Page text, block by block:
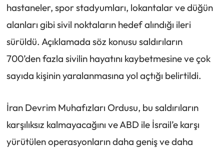
hastaneler, spor stadyumları, lokantalar ve düğün
alanları gibi sivil noktaların hedef alındığı ileri
sürüldü. Açıklamada söz konusu saldırıların
700’den fazla sivilin hayatını kaybetmesine ve çok
sayıda kişinin yaralanmasına yol açtığı belirtildi.
İran Devrim Muhafızları Ordusu, bu saldırıların
karşılıksız kalmayacağını ve ABD ile İsrail’e karşı
yürütülen operasyonların daha geniş ve daha